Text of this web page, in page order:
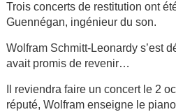
Trois concerts de restitution ont
Guennégan, ingénieur du son.
Wolfram Schmitt-Leonardy s’est
avait promis de revenir…
Il reviendra faire un concert le 2
réputé, Wolfram enseigne le